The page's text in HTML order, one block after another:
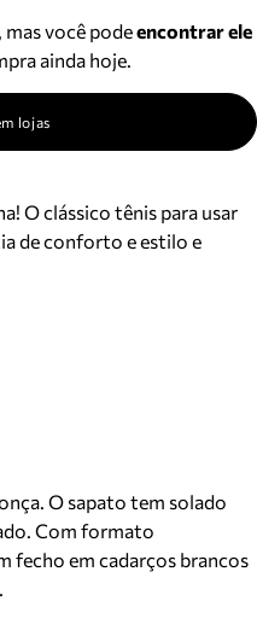
você podeencontrar ele
ainda hoje.
lojas
O clássico tênis para usar
de conforto e estilo e
O sapato tem solado
Com formato
fecho em cadarços brancos